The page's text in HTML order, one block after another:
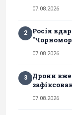
07.08.2026
2
Росія
07.08.2026
3
Дрони
07.08.2026